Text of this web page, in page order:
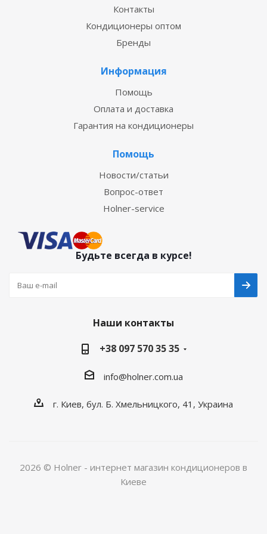
Контакты
Кондиционеры оптом
Бренды
Информация
Помощь
Оплата и доставка
Гарантия на кондиционеры
Помощь
Новости/статьи
Вопрос-ответ
Holner-service
Будьте всегда в курсе!
Наши контакты
+38 097 570 35 35
info@holner.com.ua
г. Киев, бул. Б. Хмельницкого, 41, Украина
2026 © Holner - интернет магазин кондиционеров в
Киеве